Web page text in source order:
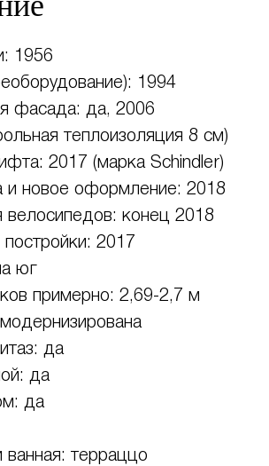
1956
1994
фасада: да, 2006
теплоизоляция 8 см)
2017 (марка Schindler)
и новое оформление: 2018
велосипедов: конец 2018
2017
юг
примерно: 2,69-2,7 м
да
да
да
ванная: терраццо